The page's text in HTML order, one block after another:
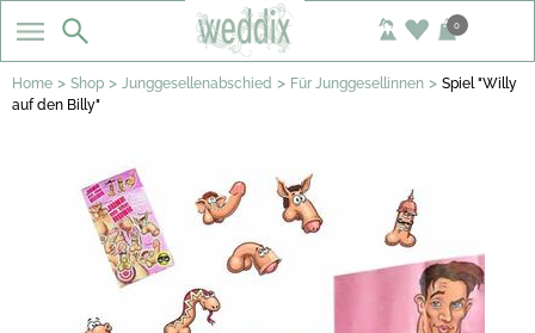
0
Home > Shop > Junggesellenabschied > Für Junggesellinnen > Spiel "Willy
auf den Billy"